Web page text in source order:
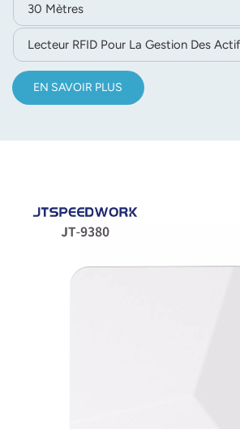
30 Mètres
Lecteur RFID Pour La Gestion Des
EN SAVOIR PLUS